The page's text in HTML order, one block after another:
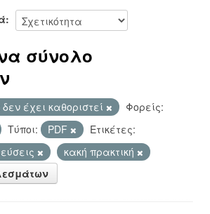
σύνολο
έχει καθοριστεί
Φορείς:
Τύποι: PDF
Ετικέτες:
κακή πρακτική